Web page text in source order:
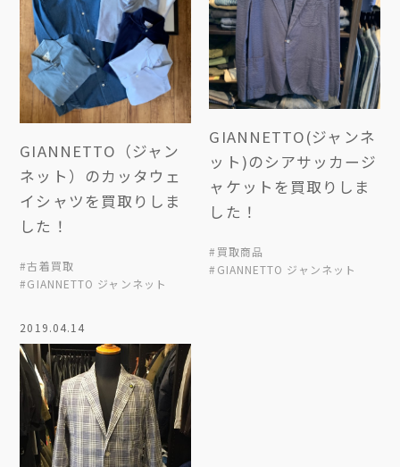
GIANNETTO（ジャン
ネット）のカッタウェ
イシャツを買取りしま
した！
#古着買取
#GIANNETTO ジャンネット
GIANNETTO(ジャンネ
ット)のシアサッカージ
ャケットを買取りしま
した！
#買取商品
#GIANNETTO ジャンネット
2019.04.14